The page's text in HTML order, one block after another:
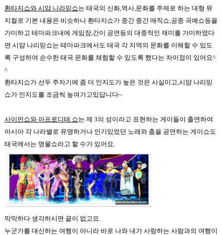
환타지쇼와 시얌 니라믿쇼는 태국의 신화,역사,문화를 주제로 하는 대형 뮤
지컬로 기 본 내용은 비슷하나 환타지쇼가 중간 중간 매직쇼,공중 곡예쇼등을
가미하고 테마파크내에 게임장,간이 공연등의 대중적인 재미를 가미하였다
면 시얌 나리믿쇼는 테마파크에서도 태국 각 지역의 문화를 이해할 수 있도
록 구성하여 순수한 태국 문화를 체험할 수 있도록 했다는 차이점이 있어요^
^
환타지쇼가 선두 주자기에 좀 더 인지도가 높은 것은 사실이고,시얌 나리믿
쇼가 인지도를 조금씩 높여가고있답니다~
사이먼쇼와 아프로디테 쇼는 제 3의 성이라고 표현하는 게이들이 출연하여
아시아 각 나라별로 유명하거나 인기있었던 노래와 춤을 공연하는 게이쇼도
태국에서는 명물쇼라고 할 수가 있어요.
막막하다 생각하시면 끝이 없고요.
누군가를 대신하는 여행이 아니라 바로 나와 내가 사랑하는 사람과의 여행이